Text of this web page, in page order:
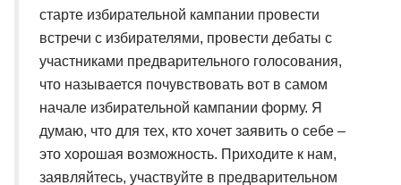
старте избирательной кампании провести
встречи с избирателями, провести дебаты с
участниками предварительного голосования,
что называется почувствовать вот в самом
начале избирательной кампании форму. Я
думаю, что для тех, кто хочет заявить о себе –
это хорошая возможность. Приходите к нам,
заявляйтесь, участвуйте в предварительном